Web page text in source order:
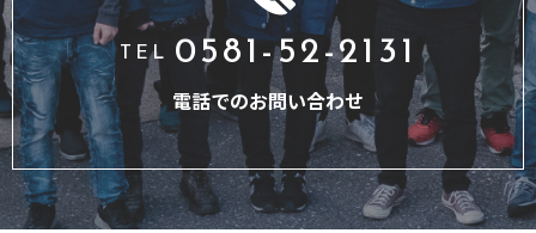
TEL 0581-52-2131
電話でのお問い合わせ